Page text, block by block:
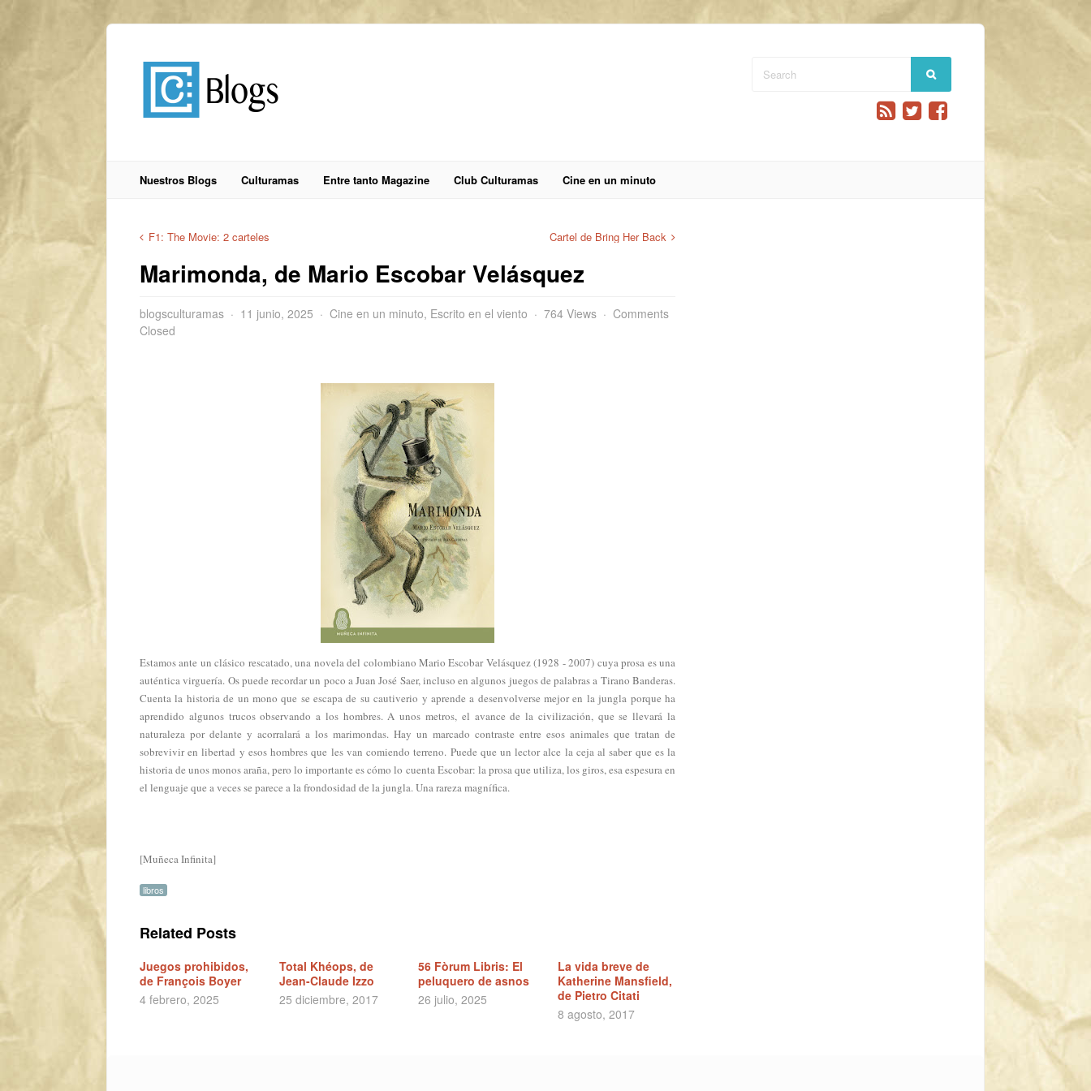
Nuestros Blogs Culturamas Entre tanto Magazine Club Culturamas Cine en un minuto
F1: The Movie: 2 carteles Cartel de Bring Her Back
Marimonda, de Mario Escobar Velásquez
blogsculturamas 11 junio, 2025 Cine en un minuto, Escrito en el viento 764 Views
Comments
Closed
Estamos ante un clásico rescatado, una novela del colombiano Mario Escobar Velásquez (1928 - 2007) cuya prosa es una
auténtica virguería. Os puede recordar un poco a Juan José Saer, incluso en algunos juegos de palabras a Tirano Banderas.
Cuenta la historia de un mono que se escapa de su cautiverio y aprende a desenvolverse mejor en la jungla porque ha
aprendido algunos trucos observando a los hombres. A unos metros, el avance de la civilización, que se llevará la
naturaleza por delante y acorralará a los marimondas. Hay un marcado contraste entre esos animales que tratan de
sobrevivir en libertad y esos hombres que les van comiendo terreno. Puede que un lector alce la ceja al saber que es la
historia de unos monos araña, pero lo importante es cómo lo cuenta Escobar: la prosa que utiliza, los giros, esa espesura en
el lenguaje que a veces se parece a la frondosidad de la jungla. Una rareza magnífica.
[Muñeca Infinita]
libros
Related Posts
Juegos prohibidos,
de François Boyer
4 febrero, 2025
Total Khéops, de
Jean-Claude Izzo
25 diciembre, 2017
56 Fòrum Libris: El
peluquero de asnos
26 julio, 2025
La vida breve de
Katherine Mansfield,
de Pietro Citati
8 agosto, 2017